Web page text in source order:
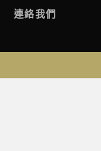
連絡我們